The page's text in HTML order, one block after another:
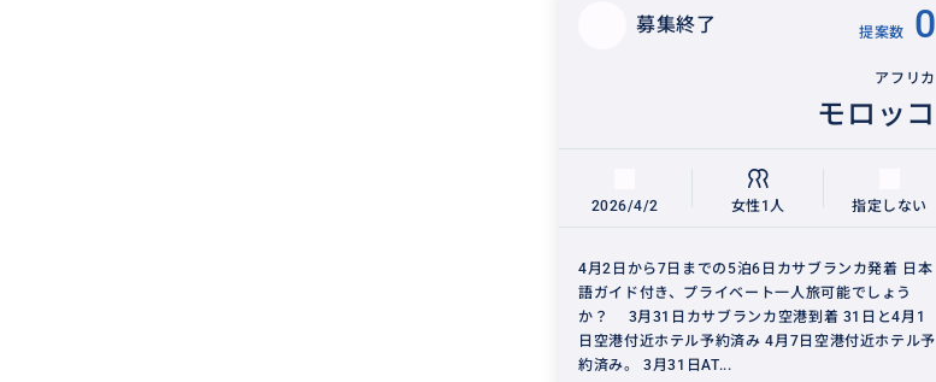
募集終了 提案数 0
アフリカ
モロッコ
2026/4/2 女性1人 指定しない
4月2日から7日までの5泊6日カサブランカ発着 日本
語ガイド付き、プライベート一人旅可能でしょう
か？ 3月31日カサブランカ空港到着 31日と4月1
日空港付近ホテル予約済み 4月7日空港付近ホテル予
約済み。 3月31日AT...